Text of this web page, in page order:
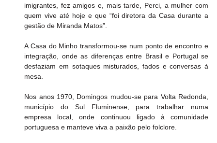
imigrantes, fez amigos e, mais tarde, Perci, a mulher com
quem vive até hoje e que “foi diretora da Casa durante a
gestão de Miranda Matos”.
A Casa do Minho transformou-se num ponto de encontro e
integração, onde as diferenças entre Brasil e Portugal se
desfaziam em sotaques misturados, fados e conversas à
mesa.
Nos anos 1970, Domingos mudou-se para Volta Redonda,
município do Sul Fluminense, para trabalhar numa
empresa local, onde continuou ligado à comunidade
portuguesa e manteve viva a paixão pelo folclore.